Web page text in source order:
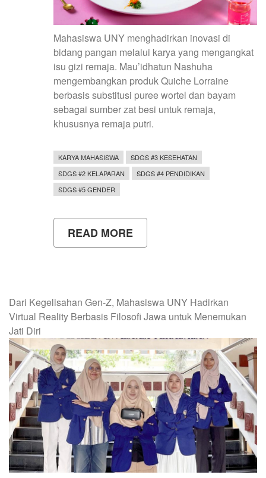
Mahasiswa UNY menghadirkan inovasi di
bidang pangan melalui karya yang mengangkat
isu gizi remaja. Mau’idhatun Nashuha
mengembangkan produk Quiche Lorraine
berbasis substitusi puree wortel dan bayam
sebagai sumber zat besi untuk remaja,
khususnya remaja putri.
KARYA MAHASISWA
SDGS #3 KESEHATAN
SDGS #2 KELAPARAN
SDGS #4 PENDIDIKAN
SDGS #5 GENDER
READ MORE
MAHASISWA
KAYA
ZAT
BESI
REMAJA
Dari Kegelisahan Gen-Z, Mahasiswa UNY Hadirkan
Virtual Reality Berbasis Filosofi Jawa untuk Menemukan
Jati Diri